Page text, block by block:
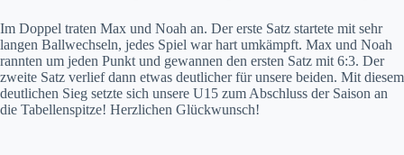
Im Doppel traten Max und Noah an. Der erste Satz startete mit sehr
langen Ballwechseln, jedes Spiel war hart umkämpft. Max und Noah
rannten um jeden Punkt und gewannen den ersten Satz mit 6:3. Der
zweite Satz verlief dann etwas deutlicher für unsere beiden. Mit diesem
deutlichen Sieg setzte sich unsere U15 zum Abschluss der Saison an
die Tabellenspitze! Herzlichen Glückwunsch!